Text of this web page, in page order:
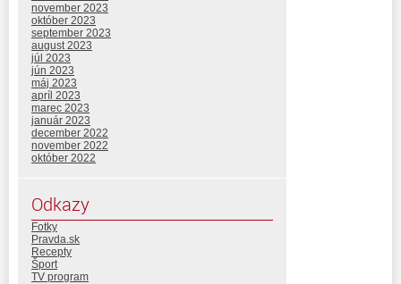
november 2023
október 2023
september 2023
august 2023
júl 2023
jún 2023
máj 2023
apríl 2023
marec 2023
január 2023
december 2022
november 2022
október 2022
Odkazy
Fotky
Pravda.sk
Recepty
Šport
TV program